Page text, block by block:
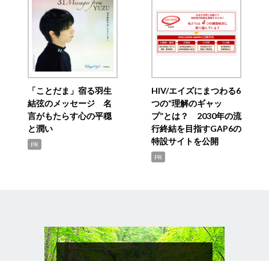
「ことだま」宿る羽生
結弦のメッセージ 名
言がもたらす心の平穏
と潤い
PR
HIV/エイズにまつわる6
つの“理解のギャッ
プ”とは？ 2030年の流
行終結を目指すGAP6の
特設サイトを公開
PR